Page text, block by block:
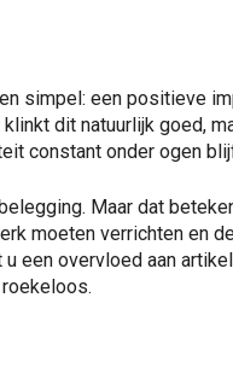
simpel: een positieve
dit natuurlijk goed,
constant onder ogen
Maar dat
moeten verrichten en
een overvloed aan